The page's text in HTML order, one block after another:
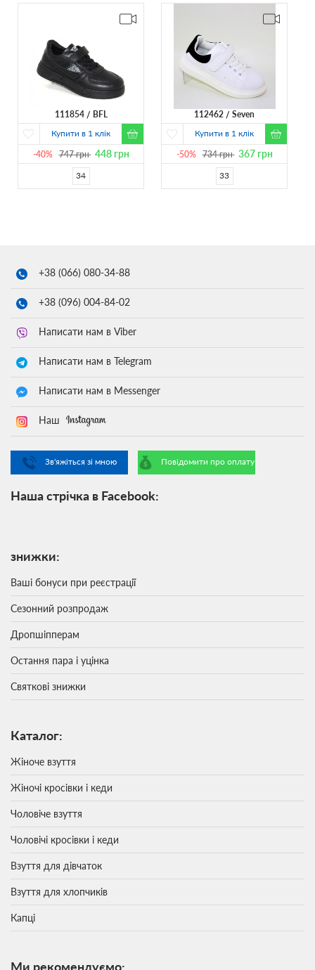
111854
BFL
Купити в 1 клік
-40% 747грн 448грн
34
112462
Seven
Купити в 1 клік
-50% 734грн 367грн
33
+38 (066) 080-34-88
+38 (096) 004-84-02
Написати нам в Viber
Написати нам в Telegram
Написати нам в Messenger
Наш
Зв'яжіться зі мною Повідомити про оплату
Наша стрічка в Facebook:
знижки:
Ваші бонуси при реєстрації
Сезонний розпродаж
Дропшіпперам
Остання пара і уцінка
Святкові знижки
Каталог:
Жіноче взуття
Жіночі кросівки і кеди
Чоловіче взуття
Чоловічі кросівки і кеди
Взуття для дівчаток
Взуття для хлопчиків
Капці
Ми рекомендуємо: